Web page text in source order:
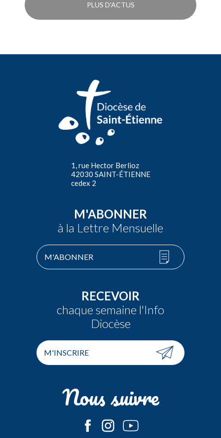
PLUS D'ACTUS
1, rue Hector Berlioz
42030 SAINT-ÉTIENNE
cedex 2
M'ABONNER
à la Lettre Mensuelle
M'ABONNER
RECEVOIR
chaque semaine l'Info
Diocèse
M'INSCRIRE
Nous suivre